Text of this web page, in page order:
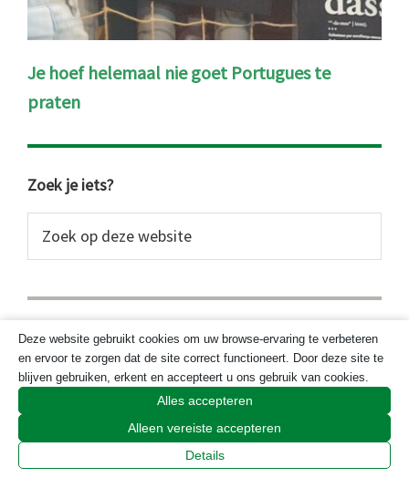
Je hoef helemaal nie goet Portugues te
praten
Primaire
Sidebar
Zoek je iets?
op
website
Deze website gebruikt cookies om uw browse-ervaring te verbeteren
en ervoor te zorgen dat de site correct functioneert. Door deze site te
blijven gebruiken, erkent en accepteert u ons gebruik van cookies.
Alles accepteren
Alleen vereiste accepteren
Details